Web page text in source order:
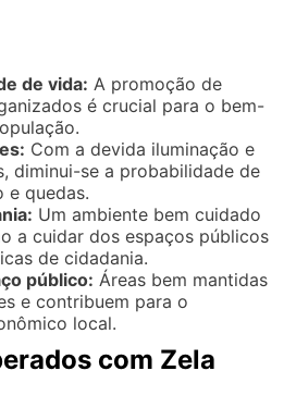
de vida: A promoção de
é crucial para o bem-
Com a devida iluminação e
diminui-se a probabilidade de
e quedas.
Um ambiente bem cuidado
a cuidar dos espaços públicos
de cidadania.
público: Áreas bem mantidas
e contribuem para o
local.
com Zela